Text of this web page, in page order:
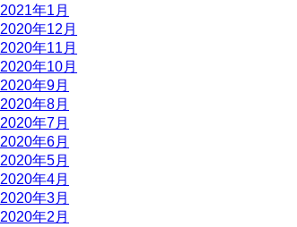
2021年1月
2020年12月
2020年11月
2020年10月
2020年9月
2020年8月
2020年7月
2020年6月
2020年5月
2020年4月
2020年3月
2020年2月